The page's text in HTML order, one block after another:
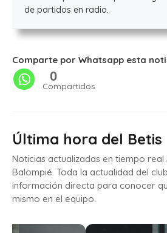
de partidos en radio.
Comparte por Whatsapp esta
0
Compartidos
Última hora del Betis
Noticias actualizadas en tiempo real
Balompié. Toda la actualidad del
información directa para conocer
mismo en el equipo.